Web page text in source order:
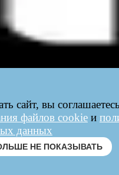
сайт, вы
файлов cookie и
данных
НЕ ПОКАЗЫВАТЬ